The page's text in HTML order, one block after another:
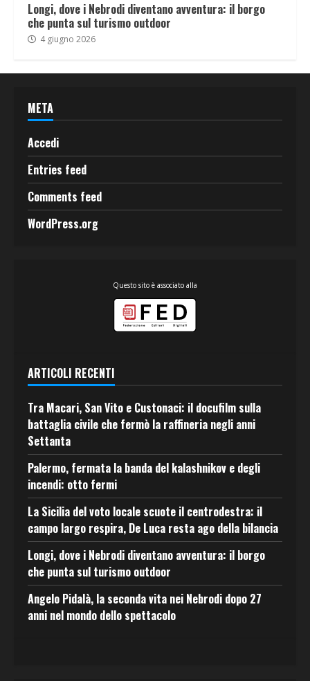
Longi, dove i Nebrodi diventano avventura: il borgo
che punta sul turismo outdoor
4 giugno 2026
META
Accedi
Entries feed
Comments feed
WordPress.org
Questo sito è associato alla
ARTICOLI RECENTI
Tra Macari, San Vito e Custonaci: il docufilm sulla
battaglia civile che fermò la raffineria negli anni
Settanta
Palermo, fermata la banda del kalashnikov e degli
incendi: otto fermi
La Sicilia del voto locale scuote il centrodestra: il
campo largo respira, De Luca resta ago della bilancia
Longi, dove i Nebrodi diventano avventura: il borgo
che punta sul turismo outdoor
Angelo Pidalà, la seconda vita nei Nebrodi dopo 27
anni nel mondo dello spettacolo